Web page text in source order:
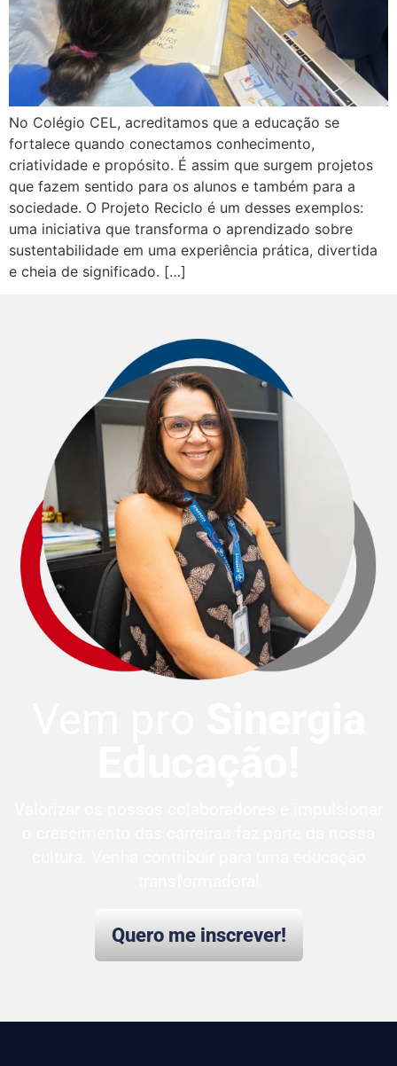
No Colégio CEL, acreditamos que a educação se
fortalece quando conectamos conhecimento,
criatividade e propósito. É assim que surgem projetos
que fazem sentido para os alunos e também para a
sociedade. O Projeto Reciclo é um desses exemplos:
uma iniciativa que transforma o aprendizado sobre
sustentabilidade em uma experiência prática, divertida
e cheia de significado. […]
Quero me inscrever!